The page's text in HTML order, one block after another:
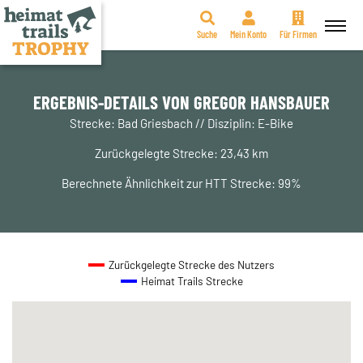
Zum
springen
Suche Mein Konto Für Firmen
ERGEBNIS-DETAILS VON GREGOR HANSBAUER
Strecke: Bad Griesbach // Disziplin: E-Bike
Zurückgelegte Strecke: 23,43 km
Berechnete Ähnlichkeit zur HTT Strecke: 99%
Zurückgelegte Strecke des Nutzers
Heimat Trails Strecke